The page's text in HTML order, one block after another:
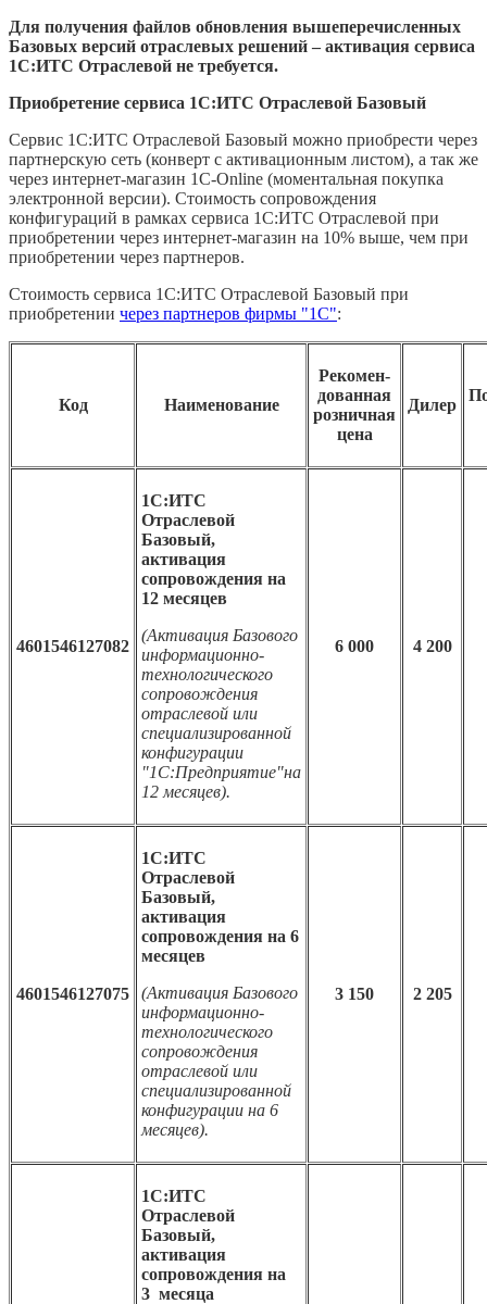
Для получения файлов обновления вышеперечисленных
Базовых версий отраслевых решений – активация сервиса
1С:ИТС Отраслевой не требуется.
Приобретение сервиса 1С:ИТС Отраслевой Базовый
Сервис 1С:ИТС Отраслевой Базовый можно приобрести через
партнерскую сеть (конверт с активационным листом), а так же
через интернет-магазин 1С-Online (моментальная покупка
электронной версии). Стоимость сопровождения
конфигураций в рамках сервиса 1С:ИТС Отраслевой при
приобретении через интернет-магазин на 10% выше, чем при
приобретении через партнеров.
Стоимость сервиса 1С:ИТС Отраслевой Базовый при
приобретении через партнеров фирмы "1С":
Код Наименование
Рекомен-
дованная
розничная
цена
Дилер
4601546127082
1С:ИТС
Отраслевой
Базовый,
активация
сопровождения на
12 месяцев
(Активация Базового
информационно-
технологического
сопровождения
отраслевой или
специализированной
конфигурации
"1С:Предприятие"на
12 месяцев).
6 000 4 200
4601546127075
1С:ИТС
Отраслевой
Базовый,
активация
сопровождения на 6
месяцев
(Активация Базового
информационно-
технологического
сопровождения
отраслевой или
специализированной
конфигурации на 6
месяцев).
3 150 2 205
1С:ИТС
Отраслевой
Базовый,
активация
сопровождения на
3 месяца